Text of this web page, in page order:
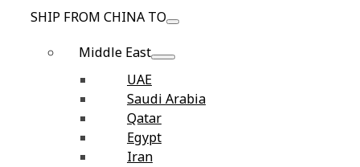
SHIP FROM CHINA TO
Middle East
UAE
Saudi Arabia
Qatar
Egypt
Iran